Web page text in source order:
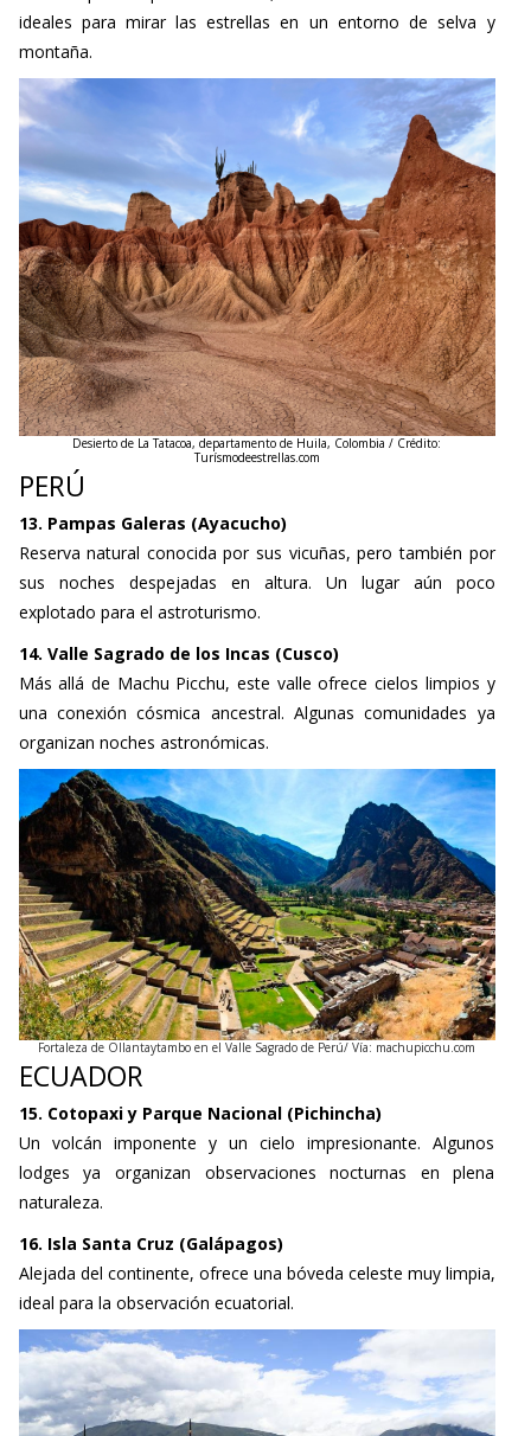
ideales para mirar las estrellas en un entorno de selva y
montaña.
Desierto de La Tatacoa, departamento de Huila, Colombia / Crédito:
Turísmodeestrellas.com
PERÚ
13. Pampas Galeras (Ayacucho)
Reserva natural conocida por sus vicuñas, pero también por
sus noches despejadas en altura. Un lugar aún poco
explotado para el astroturismo.
14. Valle Sagrado de los Incas (Cusco)
Más allá de Machu Picchu, este valle ofrece cielos limpios y
una conexión cósmica ancestral. Algunas comunidades ya
organizan noches astronómicas.
Fortaleza de Ollantaytambo en el Valle Sagrado de Perú/ Vía: machupicchu.com
ECUADOR
15. Cotopaxi y Parque Nacional (Pichincha)
Un volcán imponente y un cielo impresionante. Algunos
lodges ya organizan observaciones nocturnas en plena
naturaleza.
16. Isla Santa Cruz (Galápagos)
Alejada del continente, ofrece una bóveda celeste muy limpia,
ideal para la observación ecuatorial.